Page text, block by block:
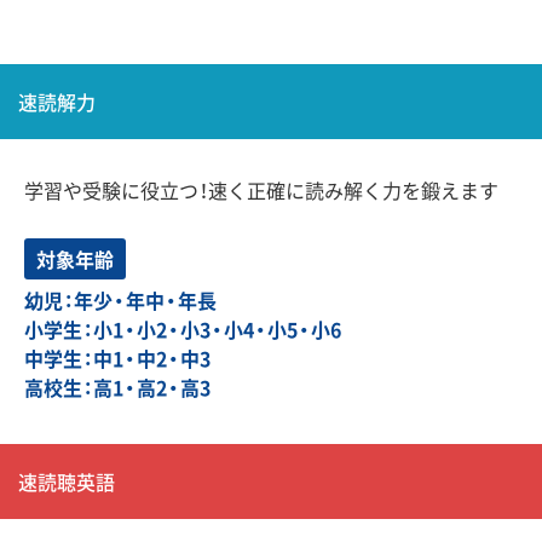
速読解力
学習や受験に役立つ！速く正確に読み解く力を鍛えます
対象年齢
幼児：年少・年中・年長
小学生：小1・小2・小3・小4・小5・小6
中学生：中1・中2・中3
高校生：高1・高2・高3
速読聴英語